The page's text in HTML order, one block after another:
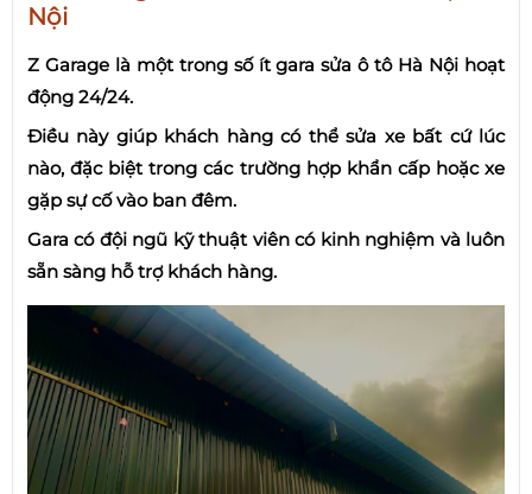
Nội
Z Garage là một trong số ít gara sửa ô tô Hà Nội hoạt
động 24/24.
Điều này giúp khách hàng có thể sửa xe bất cứ lúc
nào, đặc biệt trong các trường hợp khẩn cấp hoặc xe
gặp sự cố vào ban đêm.
Gara có đội ngũ kỹ thuật viên có kinh nghiệm và luôn
sẵn sàng hỗ trợ khách hàng.